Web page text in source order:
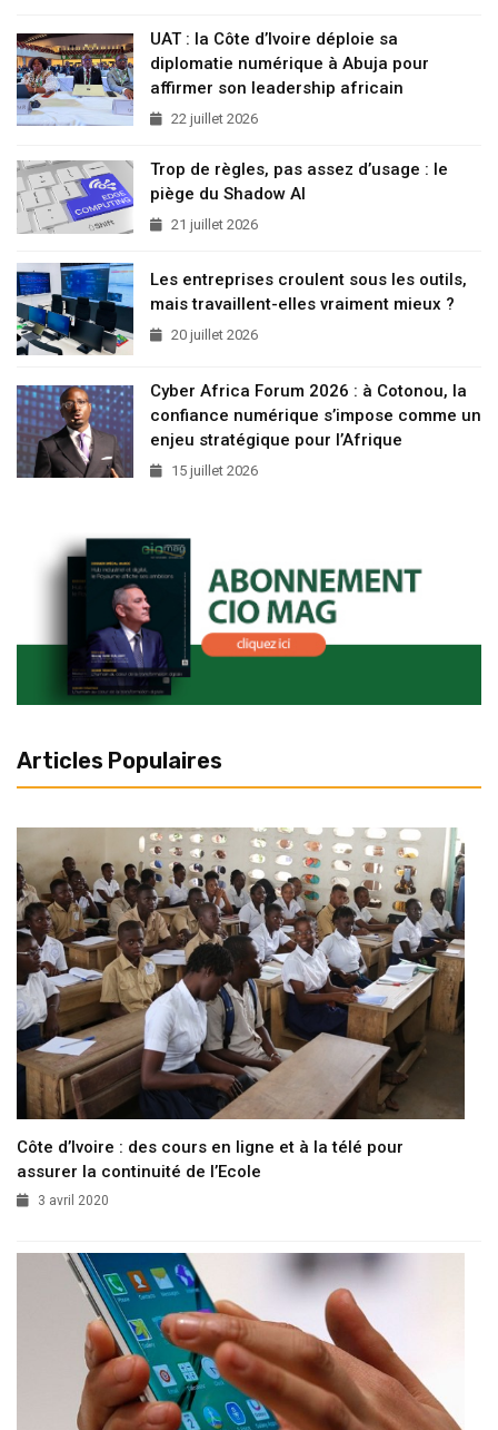
UAT : la Côte d’Ivoire déploie sa
diplomatie numérique à Abuja pour
affirmer son leadership africain
22 juillet 2026
Trop de règles, pas assez d’usage : le
piège du Shadow AI
21 juillet 2026
Les entreprises croulent sous les outils,
mais travaillent-elles vraiment mieux ?
20 juillet 2026
Cyber Africa Forum 2026 : à Cotonou, la
confiance numérique s’impose comme un
enjeu stratégique pour l’Afrique
15 juillet 2026
Articles Populaires
Côte d’Ivoire : des cours en ligne et à la télé pour
assurer la continuité de l’Ecole
3 avril 2020